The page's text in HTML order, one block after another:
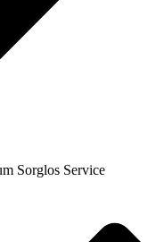
Sorglos Service